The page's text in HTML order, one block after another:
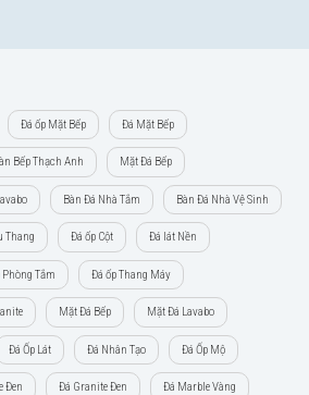
Đá ốp Mặt Bếp Đá Mặt Bếp
Bếp Thạch Anh Mặt Đá Bếp
Bàn Đá Nhà Tắm Bàn Đá Nhà Vệ Sinh
Thang Đá ốp Cột Đá lát Nền
Phòng Tắm Đá ốp Thang Máy
Mặt Đá Bếp Mặt Đá Lavabo
Đá Ốp Lát Đá Nhân Tạo Đá Ốp Mộ
Đen Đá Granite Đen Đá Marble Vàng